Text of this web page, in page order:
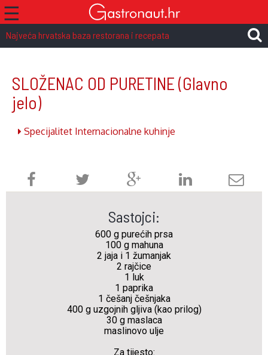
☰
Najveća hrvatska baza restorana i recepata
SLOŽENAC OD PURETINE (Glavno
jelo)
Specijalitet Internacionalne kuhinje
Sastojci:
600 g purećih prsa
100 g mahuna
2 jaja i 1 žumanjak
2 rajčice
1 luk
1 paprika
1 češanj češnjaka
400 g uzgojnih gljiva (kao prilog)
30 g maslaca
maslinovo ulje
Za tijesto: